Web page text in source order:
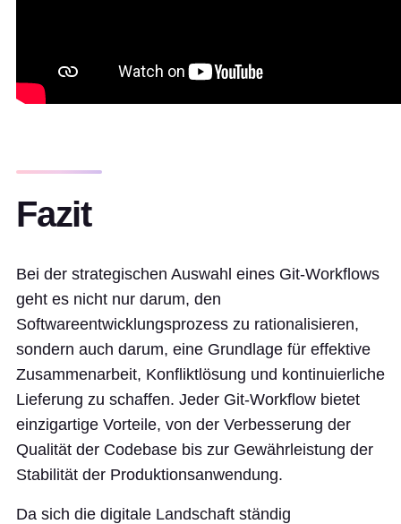
Fazit
Bei der strategischen Auswahl eines Git-Workflows
geht es nicht nur darum, den
Softwareentwicklungsprozess zu rationalisieren,
sondern auch darum, eine Grundlage für effektive
Zusammenarbeit, Konfliktlösung und kontinuierliche
Lieferung zu schaffen. Jeder Git-Workflow bietet
einzigartige Vorteile, von der Verbesserung der
Qualität der Codebase bis zur Gewährleistung der
Stabilität der Produktionsanwendung.
Da sich die digitale Landschaft ständig